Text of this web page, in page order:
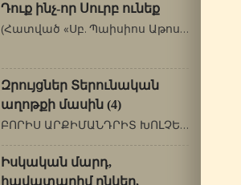
Դուք ինչ-որ Սուրբ ունեք
(Հատված «Սբ. Պաիսիոս Աթոսացու վարքն…
Զրույցներ Տերունական
աղոթքի մասին (4)
ԲՈՐԻՍ ԱՐՔԻՄԱՆԴՐԻՏ ԽՈԼՉԵՎ (1895-1971 թթ.)…
Իսկական մարդ,
հավատարիմ ընկեր,